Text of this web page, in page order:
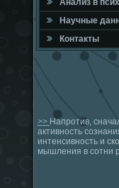
Анализ в
Научные
Контакты
>> Напротив,
активность
интенсивность и
мышления в сотни